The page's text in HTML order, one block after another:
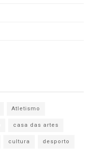
Atletismo
casa das artes
cultura
desporto